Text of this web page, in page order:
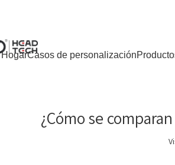
HogarCasos de personalización
¿Cómo se